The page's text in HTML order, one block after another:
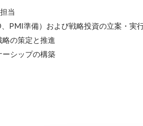
当
PMI準備）および戦略投資の立案・実
略の策定と推進
ーシップの構築